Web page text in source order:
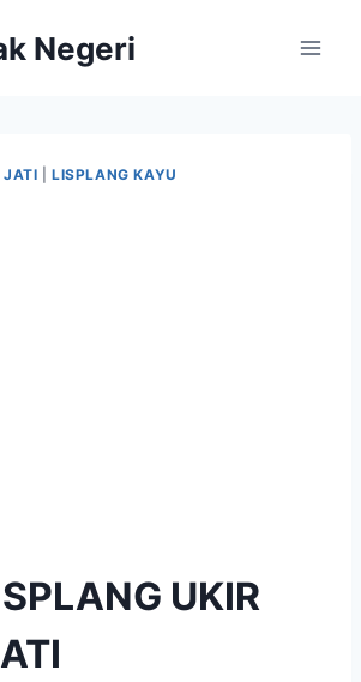
Negeri
JATI |LISPLANG KAYU
UKIR